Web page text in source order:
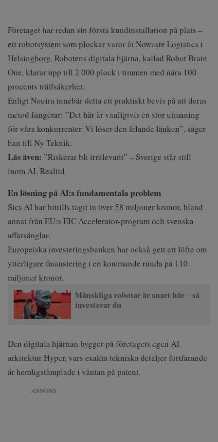
Företaget har redan sin första kundinstallation på plats –
ett robotsystem som plockar varor åt Nowaste Logistics i
Helsingborg. Robotens digitala hjärna, kallad Robot Brain
One, klarar upp till 2 000 plock i timmen med nära 100
procents träffsäkerhet.
Enligt Nouira innebär detta ett praktiskt bevis på att deras
metod fungerar: ”Det här är vanligtvis en stor utmaning
för våra konkurrenter. Vi löser den felande länken”, säger
han till Ny Teknik.
Läs även: ”Riskerar bli irrelevant” – Sverige står still
inom AI. Realtid
En lösning på AI:s fundamentala problem
Sics AI har hittills tagit in över 58 miljoner kronor, bland
annat från EU:s EIC Accelerator-program och svenska
affärsänglar.
Europeiska investeringsbanken har också gett ett löfte om
ytterligare finansiering i en kommande runda på 110
miljoner kronor.
Mänskliga robotar är snart här – så
investerar du
Den digitala hjärnan bygger på företagets egen AI-
arkitektur Hyper, vars exakta tekniska detaljer fortfarande
är hemligstämplade i väntan på patent.
ANNONS